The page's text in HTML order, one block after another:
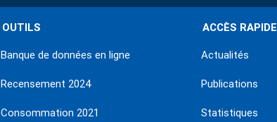
OUTILS
Banque de données en ligne
Recensement 2024
Consommation 2021
ACCÈS RAPIDE
Actualités
Publications
Statistiques